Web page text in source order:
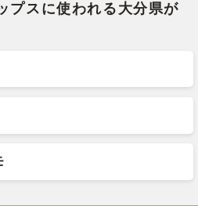
プスに使われる大分県が